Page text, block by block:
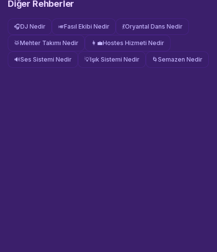
Diğer Rehberler
🎧DJ Nedir 🎺Fasıl Ekibi Nedir 💃Oryantal Dans Nedir
🥁Mehter Takımı Nedir 👩‍💼Hostes Hizmeti Nedir
🔊Ses Sistemi Nedir 💡Işık Sistemi Nedir 🌀 Semazen Nedir